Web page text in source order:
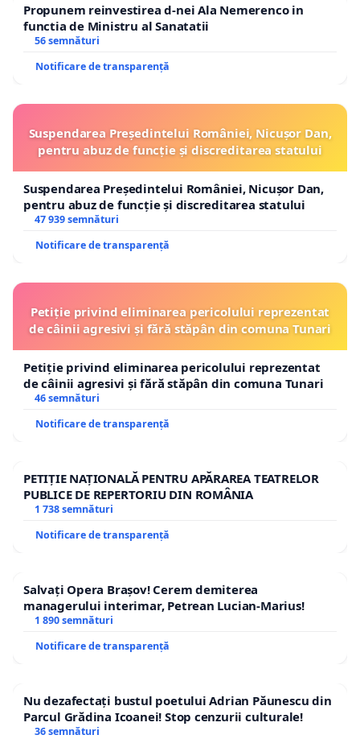
Propunem reinvestirea d-nei Ala Nemerenco in
functia de Ministru al Sanatatii
56 semnături
Notificare de transparență
Suspendarea Președintelui României, Nicușor Dan,
pentru abuz de funcție și discreditarea statului
Suspendarea Președintelui României, Nicușor Dan,
pentru abuz de funcție și discreditarea statului
47 939 semnături
Notificare de transparență
Petiție privind eliminarea pericolului reprezentat
de câinii agresivi și fără stăpân din comuna Tunari
Petiție privind eliminarea pericolului reprezentat
de câinii agresivi și fără stăpân din comuna Tunari
46 semnături
Notificare de transparență
PETIȚIE NAȚIONALĂ PENTRU APĂRAREA TEATRELOR
PUBLICE DE REPERTORIU DIN ROMÂNIA
1 738 semnături
Notificare de transparență
Salvați Opera Brașov! Cerem demiterea
managerului interimar, Petrean Lucian-Marius!
1 890 semnături
Notificare de transparență
Nu dezafectați bustul poetului Adrian Păunescu din
Parcul Grădina Icoanei! Stop cenzurii culturale!
36 semnături